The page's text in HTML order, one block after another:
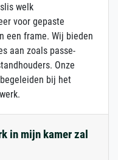
welk
voor gepaste
een frame. Wij bieden
aan zoals passe-
Onze
bij het
in mijn kamer zal